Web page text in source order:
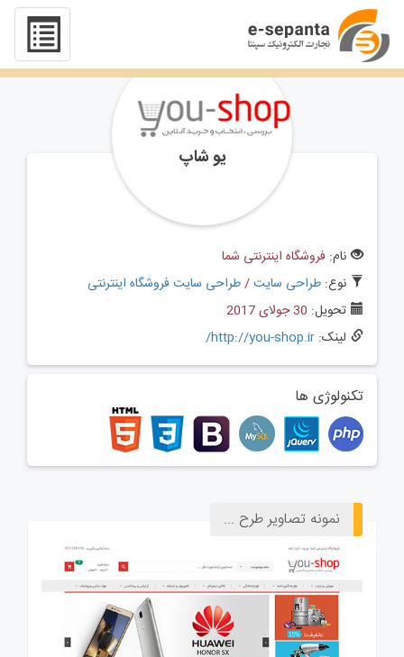
یو شاپ
نام: فروشگاه اینترنتی شما
نوع: طراحی سایت/طراحی سایت فروشگاه اینترنتی
تحویل: 30 جولای 2017
لینک: http://you-shop.ir/
تکنولوژی ها
نمونه تصاویر طرح ...